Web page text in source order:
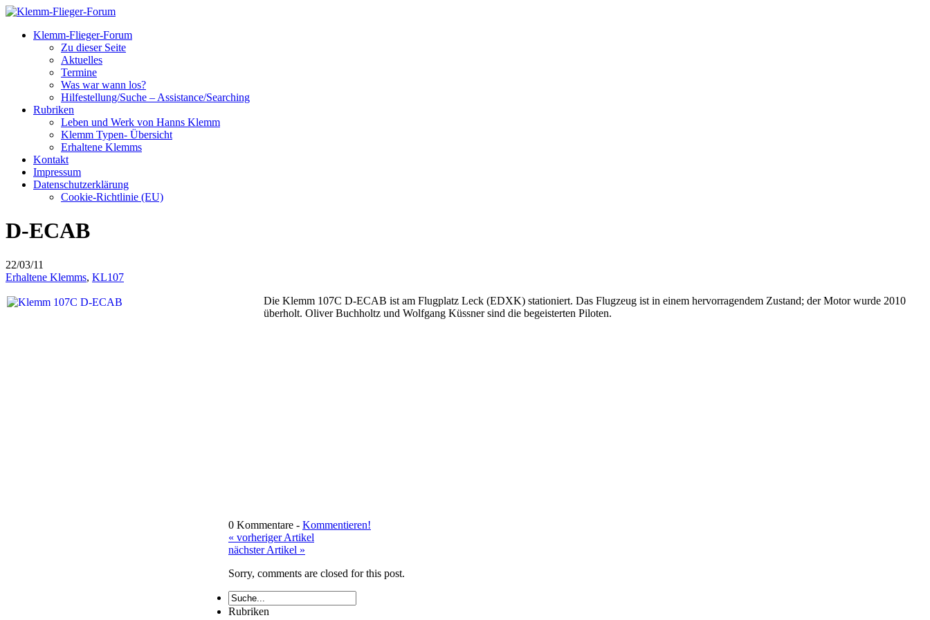
Klemm-Flieger-Forum
Zu dieser Seite
Aktuelles
Termine
Was war wann los?
Hilfestellung/Suche – Assistance/Searching
Rubriken
Leben und Werk von Hanns Klemm
Klemm Typen- Übersicht
Erhaltene Klemms
Kontakt
Impressum
Datenschutzerklärung
Cookie-Richtlinie (EU)
D-ECAB
22/03/11
Erhaltene Klemms, KL107
Die Klemm 107C D-ECAB ist am Flugplatz Leck (EDXK) stationiert. Das Flugzeug ist in einem hervorragendem Zustand; der Motor wurde 2010
überholt. Oliver Buchholtz und Wolfgang Küssner sind die begeisterten Piloten.
0 Kommentare - Kommentieren!
« vorheriger Artikel
nächster Artikel »
Sorry, comments are closed for this post.
Rubriken